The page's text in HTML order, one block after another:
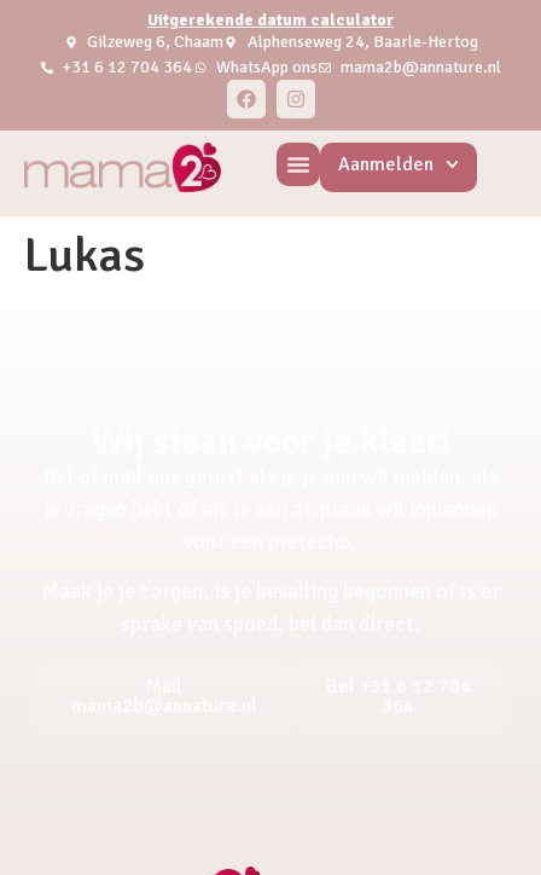
Uitgerekende datum calculator
Gilzeweg 6, Chaam
Alphenseweg 24, Baarle-Hertog
+31 6 12 704 364
WhatsApp ons mama2b@annature.nl
Aanmelden
Lukas